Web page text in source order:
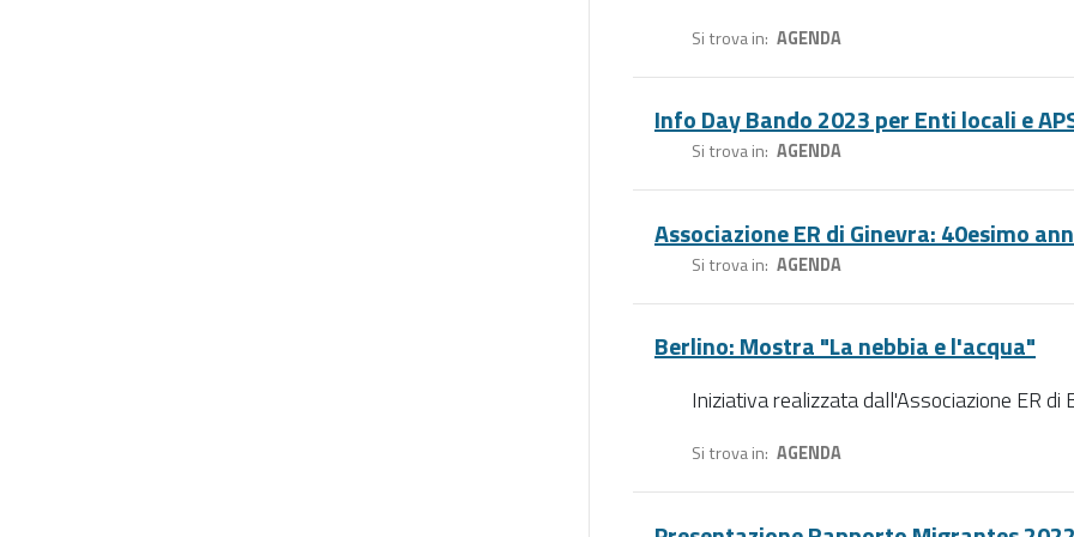
Si trova in AGENDA
Info Day Bando 2023 per Enti locali e
Si trova in AGENDA
Associazione ER di Ginevra: 40esimo
Si trova in AGENDA
Berlino: Mostra "La nebbia e l'acqua"
Iniziativa realizzata dall'Associazione ER di
Si trova in AGENDA